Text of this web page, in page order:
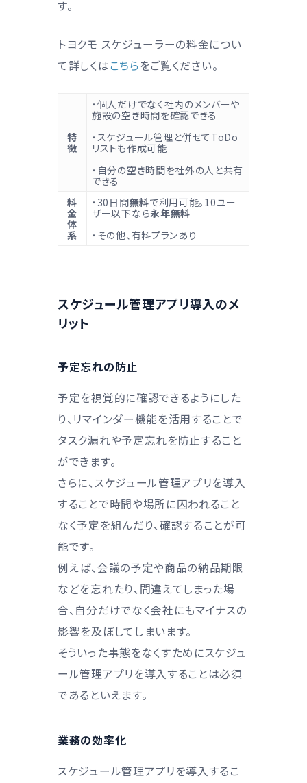
す。
トヨクモ スケジューラーの料金につい
て詳しくはこちら をご覧ください。
特
徴
・個人だけでなく社内のメンバーや
施設の空き時間を確認できる
・スケジュール管理と併せてToDo
リストも作成可能
・自分の空き時間を社外の人と共有
できる
料
金
体
系
・30日間無料で利用可能。10ユー
ザー以下なら永年無料
・その他、有料プランあり
スケジュール管理アプリ導入のメ
リット
予定忘れの防止
予定を視覚的に確認できるようにした
り、リマインダー機能を活用することで
タスク漏れや予定忘れを防止すること
ができます。
さらに、スケジュール管理アプリを導入
することで時間や場所に囚われること
なく予定を組んだり、確認することが可
能です。
例えば、会議の予定や商品の納品期限
などを忘れたり、間違えてしまった場
合、自分だけでなく会社にもマイナスの
影響を及ぼしてしまいます。
そういった事態をなくすためにスケジュ
ール管理アプリを導入することは必須
であるといえます。
業務の効率化
スケジュール管理アプリを導入するこ